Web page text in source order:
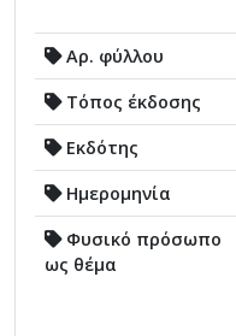
Αρ. φύλλου
Τόπος έκδοσης
Εκδότης
Ημερομηνία
Φυσικό πρόσωπο
ως θέμα